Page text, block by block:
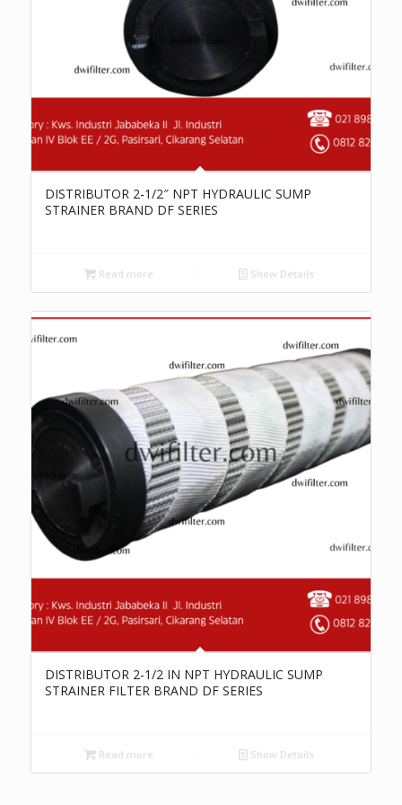
DISTRIBUTOR 2-1/2″ NPT HYDRAULIC SUMP
STRAINER BRAND DF SERIES
Read more Show Details
DISTRIBUTOR 2-1/2 IN NPT HYDRAULIC SUMP
STRAINER FILTER BRAND DF SERIES
Read more Show Details